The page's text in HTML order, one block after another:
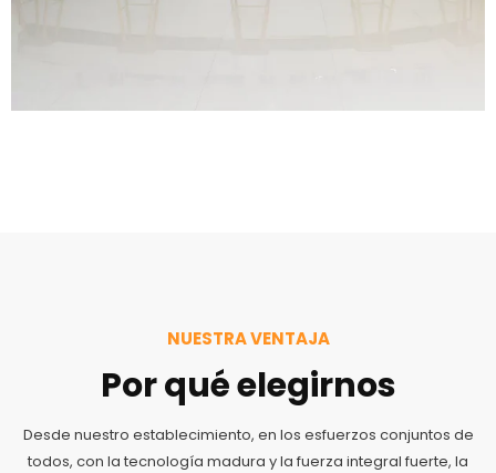
NUESTRA VENTAJA
Por qué elegirnos
Desde nuestro establecimiento, en los esfuerzos conjuntos de
todos, con la tecnología madura y la fuerza integral fuerte, la